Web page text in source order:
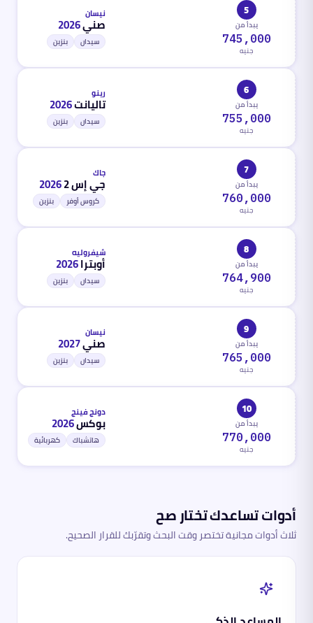
5
يبدأ من
745,000
جنيه
نيسان
صني2026
سيدان بنزين
6
يبدأ من
755,000
جنيه
رينو
تاليانت2026
سيدان بنزين
7
يبدأ من
760,000
جنيه
جاك
جي إس 2 2026
كروس أوفر بنزين
8
يبدأ من
764,900
جنيه
شيفروليه
أوبترا2026
سيدان بنزين
9
يبدأ من
765,000
جنيه
نيسان
صني2027
سيدان بنزين
10
يبدأ من
770,000
جنيه
دونج فينج
بوكس2026
هاتشباك كهربائية
أدوات تساعدك تختار صح
ثلاث أدوات مجانية تختصر وقت البحث وتقرّبك للقرار الصحيح.